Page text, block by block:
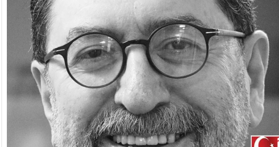
Saadete Geçiş
Mutlulukladır
UĞUR CANBOLAT
FUKARALIK boyumuzu
aşıyordu. Günlük